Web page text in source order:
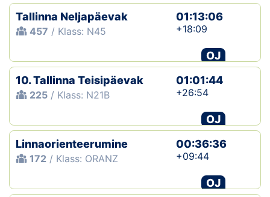
Tallinna Neljapäevak
457 / Klass: N45
01:13:06
+18:09
OJ
10. Tallinna Teisipäevak
225 / Klass: N21B
01:01:44
+26:54
OJ
Linnaorienteerumine
172 / Klass: ORANZ
00:36:36
+09:44
OJ